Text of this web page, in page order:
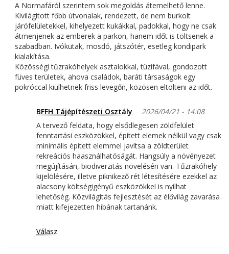
A Normafáról szerintem sok megoldás átemelhető lenne.
Kivilágított főbb útvonalak, rendezett, de nem burkolt
járófelületekkel, kihelyezett kukákkal, padokkal, hogy ne csak
átmenjenek az emberek a parkon, hanem időt is töltsenek a
szabadban. Ivókutak, mosdó, játszótér, esetleg kondipark
kialakítása.
Közösségi tűzrakóhelyek asztalokkal, tüzifával, gondozott
füves területek, ahova családok, baráti társaságok egy
pokróccal kiülhetnek friss levegőn, közösen eltölteni az időt.
BFFH Tájépítészeti Osztály
2026/04/21 - 14:08
A tervező feldata, hogy elsődlegesen zöldfelület
fenntartási eszközökkel, épített elemek nélkül vagy csak
minimális épített elemmel javítsa a zöldterület
rekreációs haasználhatóságát. Hangsúly a növényezet
megújításán, biodiverzitás növelésén van. Tűzrakóhely
kijelölésére, illetve piknikező rét létesítésére ezekkel az
alacsony költségigényű eszközökkel is nyílhat
lehetőség. Közvilágítás fejlesztését az élővilág zavarása
miatt kifejezetten hibának tartanánk.
Válasz